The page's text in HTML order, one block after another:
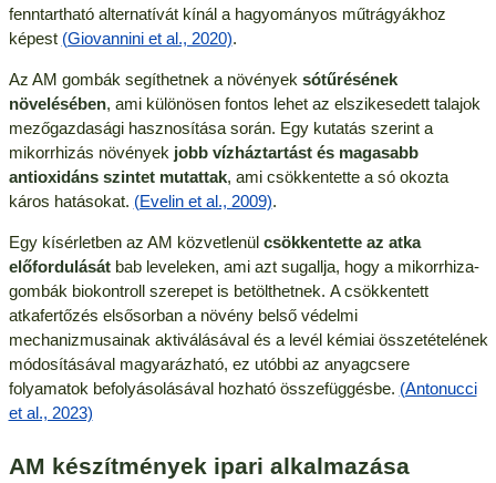
fenntartható alternatívát kínál a hagyományos műtrágyákhoz
képest (Giovannini et al., 2020).
Az AM gombák segíthetnek a növények sótűrésének
növelésében, ami különösen fontos lehet az elszikesedett talajok
mezőgazdasági hasznosítása során. Egy kutatás szerint a
mikorrhizás növények jobb vízháztartást és magasabb
antioxidáns szintet mutattak, ami csökkentette a só okozta
káros hatásokat. (Evelin et al., 2009).
Egy kísérletben az AM közvetlenül csökkentette az atka
előfordulásátbab leveleken, ami azt sugallja, hogy a mikorrhiza-
gombák biokontroll szerepet is betölthetnek. A csökkentett
atkafertőzés elsősorban a növény belső védelmi
mechanizmusainak aktiválásával és a levél kémiai összetételének
módosításával magyarázható, ez utóbbi az anyagcsere
folyamatok befolyásolásával hozható összefüggésbe. (Antonucci
et al., 2023)
AM készítmények ipari alkalmazása